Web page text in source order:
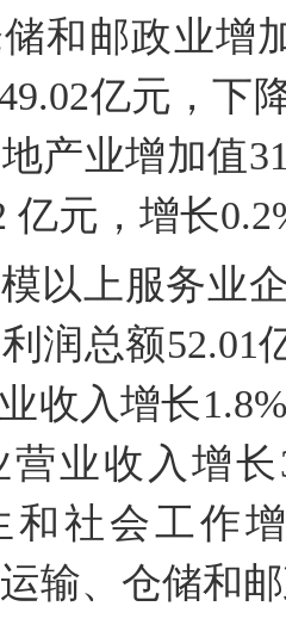
和邮政业增
亿元，下
产业增加值
亿元，增长
上服务业企
润总额52.01
收入增长
业收入增
和社会工作
输、仓储和